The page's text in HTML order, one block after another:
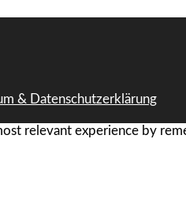
& Datenschutzerklärung
relevant experience by